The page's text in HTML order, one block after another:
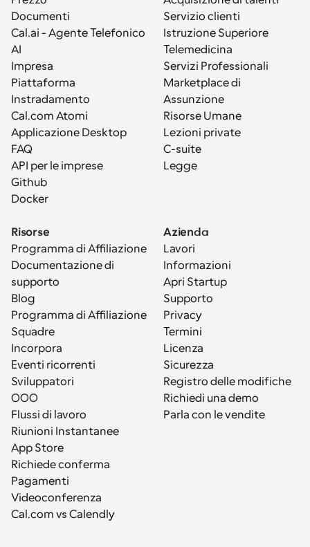
Documenti
Cal.ai - Agente Telefonico
AI
Impresa
Piattaforma
Instradamento
Cal.com Atomi
Applicazione Desktop
FAQ
API per le imprese
Github
Docker
Servizio clienti
Istruzione Superiore
Telemedicina
Servizi Professionali
Marketplace di
Assunzione
Risorse Umane
Lezioni private
C-suite
Legge
Risorse
Programma di Affiliazione
Documentazione di
supporto
Blog
Programma di Affiliazione
Squadre
Incorpora
Eventi ricorrenti
Sviluppatori
OOO
Flussi di lavoro
Riunioni Instantanee
App Store
Richiede conferma
Pagamenti
Videoconferenza
Cal.com vs Calendly
Azienda
Lavori
Informazioni
Apri Startup
Supporto
Privacy
Termini
Licenza
Sicurezza
Registro delle modifiche
Richiedi una demo
Parla con le vendite